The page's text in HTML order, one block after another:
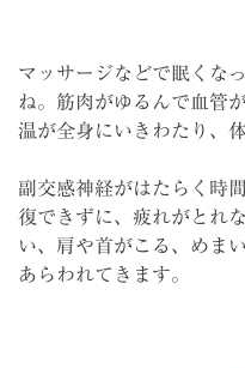
マッサージなどで眠くな
ね。筋肉がゆるんで血管
温が全身にいきわたり、
副交感神経がはたらく時
復できずに、疲れがとれ
い、肩や首がこる、めま
あらわれてきます。